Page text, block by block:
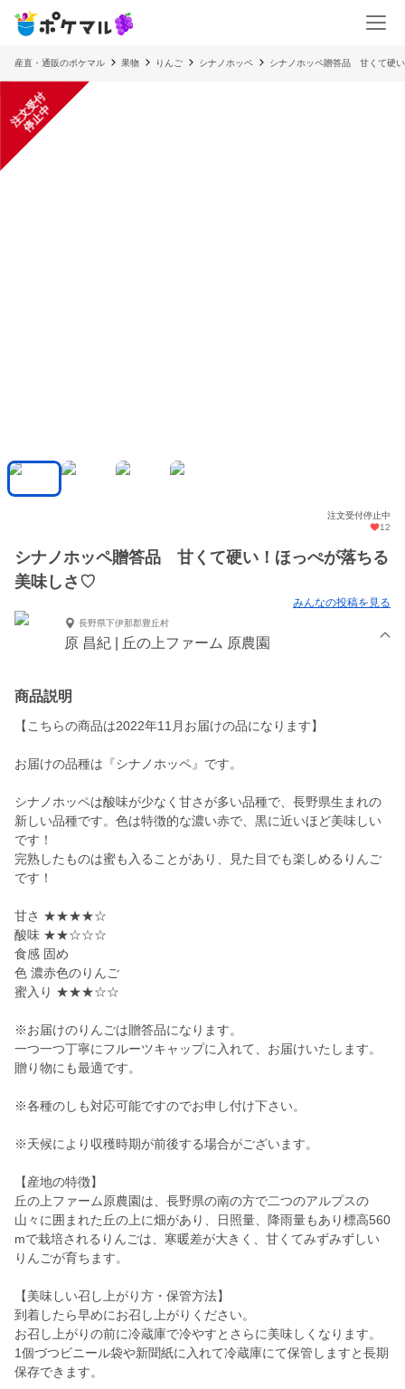
産直・通販のポケマル 果物 りんご シナノホッペ シナノホッペ贈答品 甘くて硬
注
文
受
付
停
止
中
注文受付停止中
12
シナノホッペ贈答品 甘くて硬い！ほっぺが落ちる
美味しさ♡
みんなの投稿を見る
長野県下伊那郡豊丘村
原 昌紀 | 丘の上ファーム 原農園
商品説明
【こちらの商品は2022年11月お届けの品になります】
お届けの品種は『シナノホッペ』です。
シナノホッペは酸味が少なく甘さが多い品種で、長野県生まれの
新しい品種です。色は特徴的な濃い赤で、黒に近いほど美味しい
です！
完熟したものは蜜も入ることがあり、見た目でも楽しめるりんご
です！
甘さ ★★★★☆
酸味 ★★☆☆☆
食感 固め
色 濃赤色のりんご
蜜入り ★★★☆☆
※お届けのりんごは贈答品になります。
一つ一つ丁寧にフルーツキャップに入れて、お届けいたします。
贈り物にも最適です。
※各種のしも対応可能ですのでお申し付け下さい。
※天候により収穫時期が前後する場合がございます。
【産地の特徴】
丘の上ファーム原農園は、長野県の南の方で二つのアルプスの
山々に囲まれた丘の上に畑があり、日照量、降雨量もあり標高560
mで栽培されるりんごは、寒暖差が大きく、甘くてみずみずしい
りんごが育ちます。
【美味しい召し上がり方・保管方法】
到着したら早めにお召し上がりください。
お召し上がりの前に冷蔵庫で冷やすとさらに美味しくなります。
1個づつビニール袋や新聞紙に入れて冷蔵庫にて保管しますと長期